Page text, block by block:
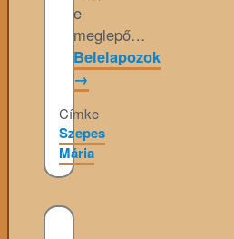
e
meglepő…
Belelapozok
→
Címke
Szepes
Mária